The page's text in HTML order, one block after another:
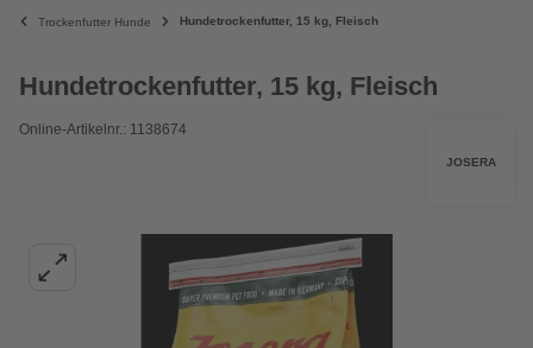
Trockenfutter Hunde Hundetrockenfutter, 15 kg, Fleisch
Hundetrockenfutter, 15 kg, Fleisch
Online-Artikelnr.: 1138674
JOSERA